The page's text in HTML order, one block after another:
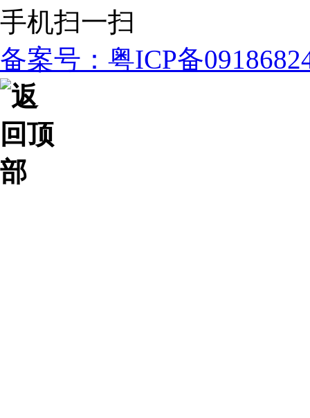
手机扫一扫
备案号：粤ICP备